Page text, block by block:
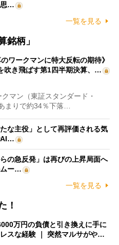
思…
一覧を見る
銘柄」
のワークマンに特大反転の期待》
吹き飛ばす第1四半期決算、…
マン（東証スタンダード・
まりで約34％下落…
な主役」として再評価される気
AI…
の急反発」は再びの上昇局面へ
ー…
一覧を見る
！
万円の負債と引き換えに手に
スな経験 ｜ 突然マルサがや…